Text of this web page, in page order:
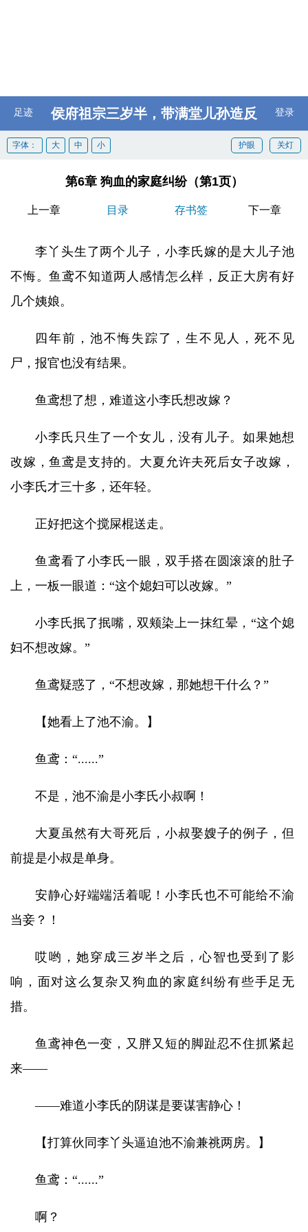
足迹 侯府祖宗三岁半，带满堂儿孙造反 登录
关灯
护眼
字体： 大 中 小
第6章 狗血的家庭纠纷（第1页）
上一章 目录 存书签 下一章
李丫头生了两个儿子，小李氏嫁的是大儿子池
不悔。鱼鸢不知道两人感情怎么样，反正大房有好
几个姨娘。
四年前，池不悔失踪了，生不见人，死不见
尸，报官也没有结果。
鱼鸢想了想，难道这小李氏想改嫁？
小李氏只生了一个女儿，没有儿子。如果她想
改嫁，鱼鸢是支持的。大夏允许夫死后女子改嫁，
小李氏才三十多，还年轻。
正好把这个搅屎棍送走。
鱼鸢看了小李氏一眼，双手搭在圆滚滚的肚子
上，一板一眼道：“这个媳妇可以改嫁。”
小李氏抿了抿嘴，双颊染上一抹红晕，“这个媳
妇不想改嫁。”
鱼鸢疑惑了，“不想改嫁，那她想干什么？”
【她看上了池不渝。】
鱼鸢：“......”
不是，池不渝是小李氏小叔啊！
大夏虽然有大哥死后，小叔娶嫂子的例子，但
前提是小叔是单身。
安静心好端端活着呢！小李氏也不可能给不渝
当妾？！
哎哟，她穿成三岁半之后，心智也受到了影
响，面对这么复杂又狗血的家庭纠纷有些手足无
措。
鱼鸢神色一变，又胖又短的脚趾忍不住抓紧起
来——
——难道小李氏的阴谋是要谋害静心！
【打算伙同李丫头逼迫池不渝兼祧两房。】
鱼鸢：“......”
啊？